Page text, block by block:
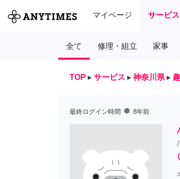
マイページ サービス
全て 修理・組立 家事
TOP ▸ サービス ▸ 神奈川県 ▸
最終ログイン時間 fiber_manual_record 8年前
/